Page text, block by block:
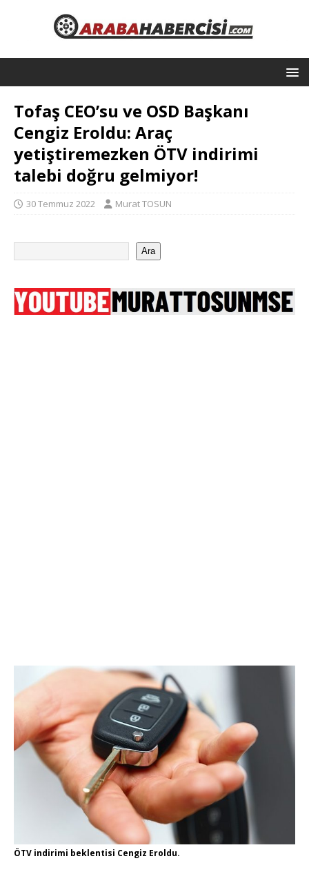
Tofaş CEO’su ve OSD Başkanı
Cengiz Eroldu: Araç
yetiştiremezken ÖTV indirimi
talebi doğru gelmiyor!
30 Temmuz 2022 Murat TOSUN
Ara
ÖTV indirimi beklentisi Cengiz Eroldu.